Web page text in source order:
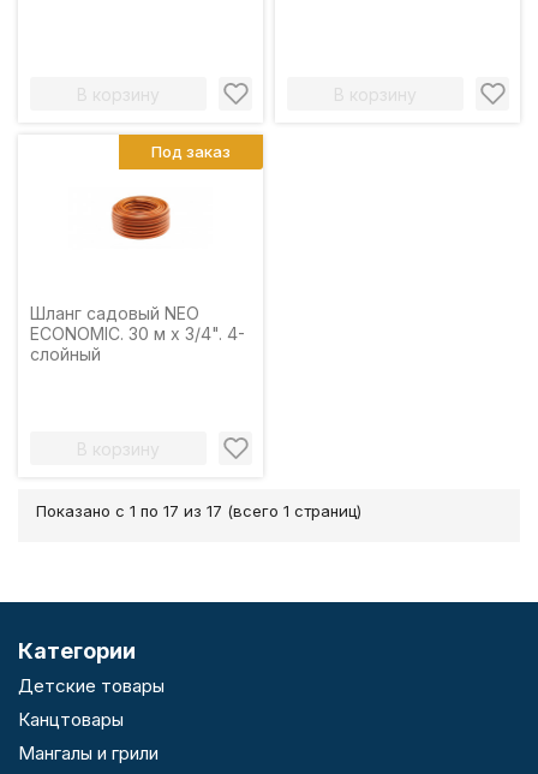
В корзину В корзину
Шланг садовый NEO
ECONOMIC. 30 м x 3/4". 4-
слойный
В корзину
Под заказ
Показано с 1 по 17 из 17 (всего 1 страниц)
Категории
Детские товары
Канцтовары
Мангалы и грили